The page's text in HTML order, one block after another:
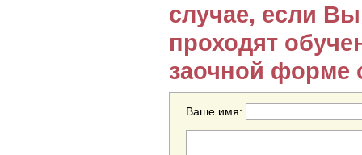
случае, если
проходят
заочной форме
Ваше имя: